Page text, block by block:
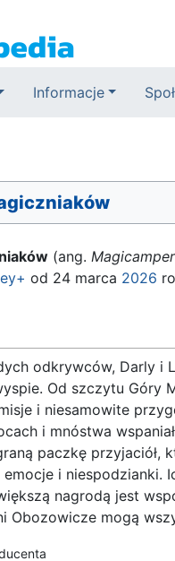
Informacje
(ang.
od 24 marca 2026
odkrywców, Darly
Od szczytu Góry
i niesamowite
i mnóstwa
paczkę
i niespodzianki.
nagrodą jest
Obozowicze mogą